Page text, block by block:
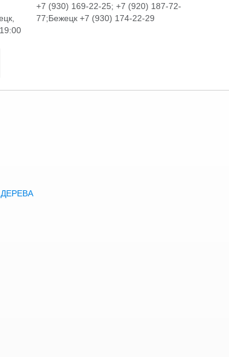
+7 (930) 169-22-25; +7 (920) 187-72-
77;Бежецк +7 (930) 174-22-29